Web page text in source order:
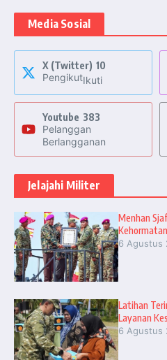
Media Sosial
X (Twitter) 10
PengikutIkuti
Youtube 383
Pelanggan
Berlangganan
Jelajahi Militer
Menhan
6 Agustus
Latihan
Layanan
6 Agustus